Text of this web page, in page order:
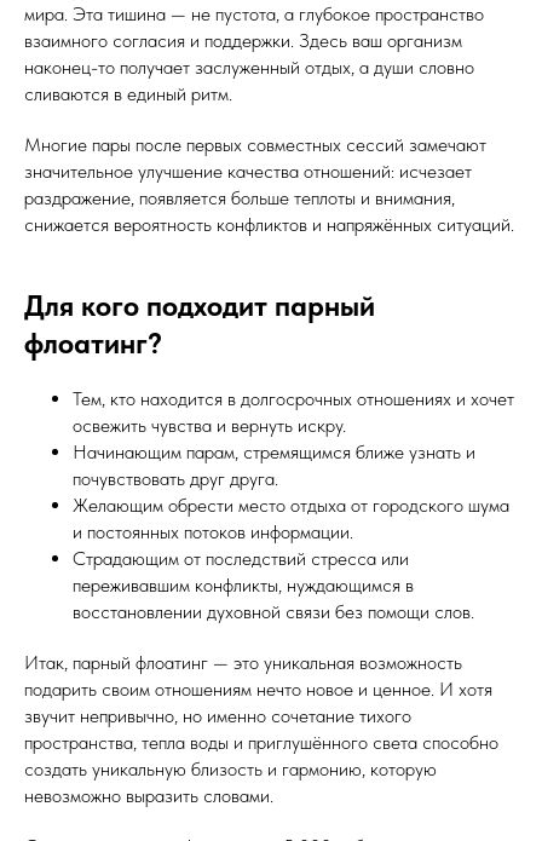
мира. Эта тишина — не пустота, а глубокое пространство
взаимного согласия и поддержки. Здесь ваш организм
наконец-то получает заслуженный отдых, а души словно
сливаются в единый ритм.
Многие пары после первых совместных сессий замечают
значительное улучшение качества отношений: исчезает
раздражение, появляется больше теплоты и внимания,
снижается вероятность конфликтов и напряжённых ситуаций.
Для кого подходит парный
флоатинг?
Тем, кто находится в долгосрочных отношениях и хочет
освежить чувства и вернуть искру.
Начинающим парам, стремящимся ближе узнать и
почувствовать друг друга.
Желающим обрести место отдыха от городского шума
и постоянных потоков информации.
Страдающим от последствий стресса или
переживавшим конфликты, нуждающимся в
восстановлении духовной связи без помощи слов.
Итак, парный флоатинг — это уникальная возможность
подарить своим отношениям нечто новое и ценное. И хотя
звучит непривычно, но именно сочетание тихого
пространства, тепла воды и приглушённого света способно
создать уникальную близость и гармонию, которую
невозможно выразить словами.